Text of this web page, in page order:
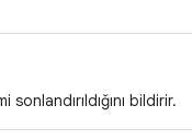
bildirir.